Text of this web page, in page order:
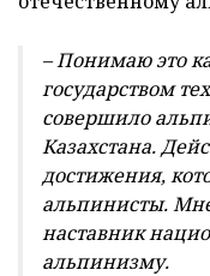
– Понимаю это
государством
совершило
Казахстана.
достижения,
альпинисты.
наставник
альпинизму.